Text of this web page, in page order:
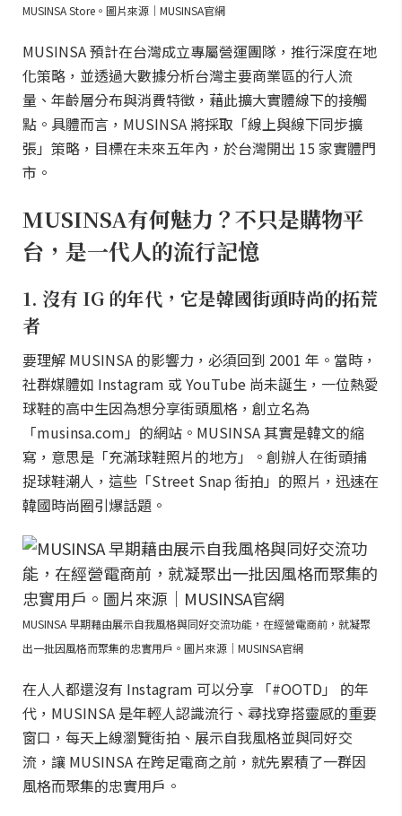
MUSINSA Store。圖片來源｜MUSINSA官網
MUSINSA 預計在台灣成立專屬營運團隊，推行深度在地
化策略，並透過大數據分析台灣主要商業區的行人流
量、年齡層分布與消費特徵，藉此擴大實體線下的接觸
點。具體而言，MUSINSA 將採取「線上與線下同步擴
張」策略，目標在未來五年內，於台灣開出 15 家實體門
市。
MUSINSA有何魅力？不只是購物平
台，是一代人的流行記憶
1. 沒有 IG 的年代，它是韓國街頭時尚的拓荒
者
要理解 MUSINSA 的影響力，必須回到 2001 年。當時，
社群媒體如 Instagram 或 YouTube 尚未誕生，一位熱愛
球鞋的高中生因為想分享街頭風格，創立名為
「musinsa.com」的網站。MUSINSA 其實是韓文的縮
寫，意思是「充滿球鞋照片的地方」。創辦人在街頭捕
捉球鞋潮人，這些「Street Snap 街拍」的照片，迅速在
韓國時尚圈引爆話題。
MUSINSA 早期藉由展示自我風格與同好交流功能，在經營電商前，就凝聚
出一批因風格而聚集的忠實用戶。圖片來源｜MUSINSA官網
在人人都還沒有 Instagram 可以分享 「#OOTD」 的年
代，MUSINSA 是年輕人認識流行、尋找穿搭靈感的重要
窗口，每天上線瀏覽街拍、展示自我風格並與同好交
流，讓 MUSINSA 在跨足電商之前，就先累積了一群因
風格而聚集的忠實用戶。